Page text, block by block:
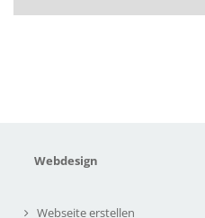
Webdesign
Webseite erstellen